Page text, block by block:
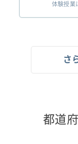
体験授業
さ
都道